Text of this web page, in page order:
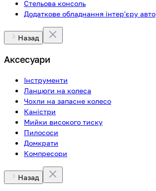
Стельова консоль
Додаткове обладнання інтер'єру авто
Назад
Аксесуари
Інструменти
Ланцюги на колеса
Чохли на запасне колесо
Каністри
Мийки високого тиску
Пилососи
Домкрати
Компресори
Назад